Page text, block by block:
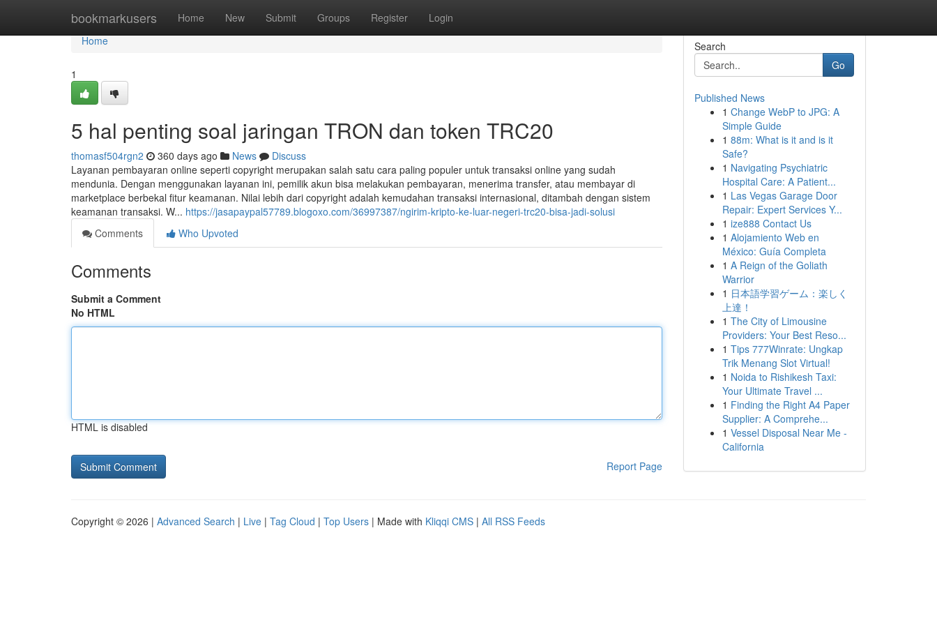
bookmarkusers Home New Submit Groups Register Login
Home
Home
1
5 hal penting soal jaringan TRON dan token TRC20
thomasf504rgn2 360 days ago News
Discuss
Layanan pembayaran online seperti copyright merupakan salah satu cara paling populer untuk transaksi online yang sudah
mendunia. Dengan menggunakan layanan ini, pemilik akun bisa melakukan pembayaran, menerima transfer, atau membayar di
marketplace berbekal fitur keamanan. Nilai lebih dari copyright adalah kemudahan transaksi internasional, ditambah dengan sistem
keamanan transaksi. W... https://jasapaypal57789.blogoxo.com/36997387/ngirim-kripto-ke-luar-negeri-trc20-bisa-jadi-solusi
Comments
Who Upvoted
Comments
Submit a Comment
No HTML
HTML is disabled
Report Page
Search
Go
Published News
1 Change WebP to JPG: A
Simple Guide
1 88m: What is it and is it
Safe?
1 Navigating Psychiatric
Hospital Care: A Patient...
1 Las Vegas Garage Door
Repair: Expert Services Y...
1 ize888 Contact Us
1 Alojamiento Web en
México: Guía Completa
1 A Reign of the Goliath
Warrior
1 日本語学習ゲーム：楽しく
上達！
1 The City of Limousine
Providers: Your Best Reso...
1 Tips 777Winrate: Ungkap
Trik Menang Slot Virtual!
1 Noida to Rishikesh Taxi:
Your Ultimate Travel ...
1 Finding the Right A4 Paper
Supplier: A Comprehe...
1 Vessel Disposal Near Me -
California
Copyright © 2026 | Advanced Search | Live | Tag Cloud | Top Users | Made with Kliqqi CMS | All RSS Feeds